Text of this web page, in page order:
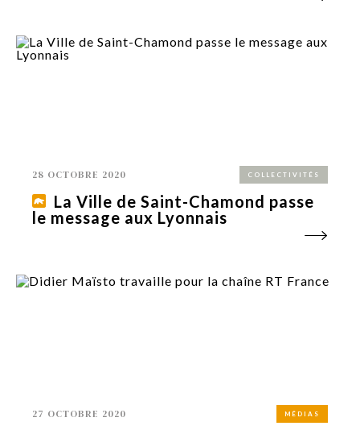
28 OCTOBRE 2020 COLLECTIVITÉS
La Ville de Saint-Chamond passe
le message aux Lyonnais
27 OCTOBRE 2020 MÉDIAS